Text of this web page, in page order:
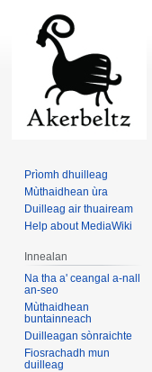
Prìomh dhuilleag
Mùthaidhean ùra
Duilleag air thuaiream
Help about MediaWiki
Innealan
Na tha a' ceangal a-nall
an-seo
Mùthaidhean
buntainneach
Duilleagan sònraichte
Fiosrachadh mun
duilleag